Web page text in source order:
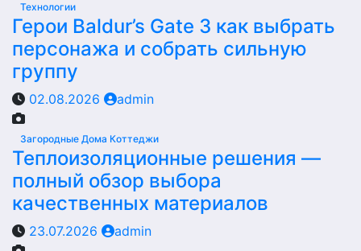
Технологии
Герои Baldur’s Gate 3 как выбрать
персонажа и собрать сильную
группу
02.08.2026 admin
Загородные Дома Коттеджи
Теплоизоляционные решения —
полный обзор выбора
качественных материалов
23.07.2026 admin